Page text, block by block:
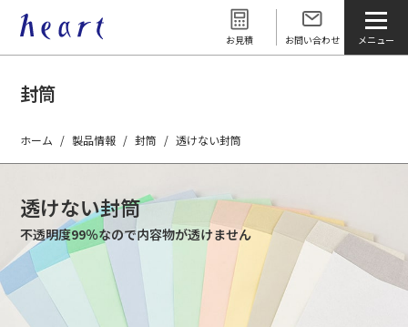
お見積 お問い合わせ
封筒
ホーム 製品情報 封筒 透けない封筒
透けない封筒
不透明度99％なので内容物が透けません